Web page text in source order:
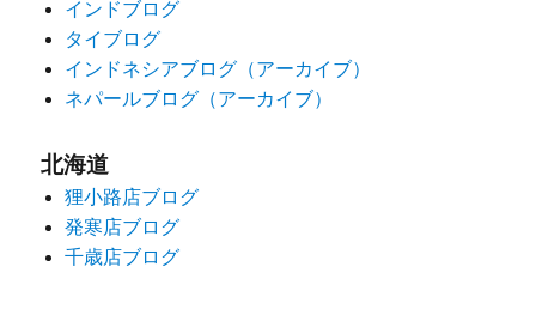
インドブログ
タイブログ
インドネシアブログ（アーカイブ）
ネパールブログ（アーカイブ）
北海道
狸小路店ブログ
発寒店ブログ
千歳店ブログ